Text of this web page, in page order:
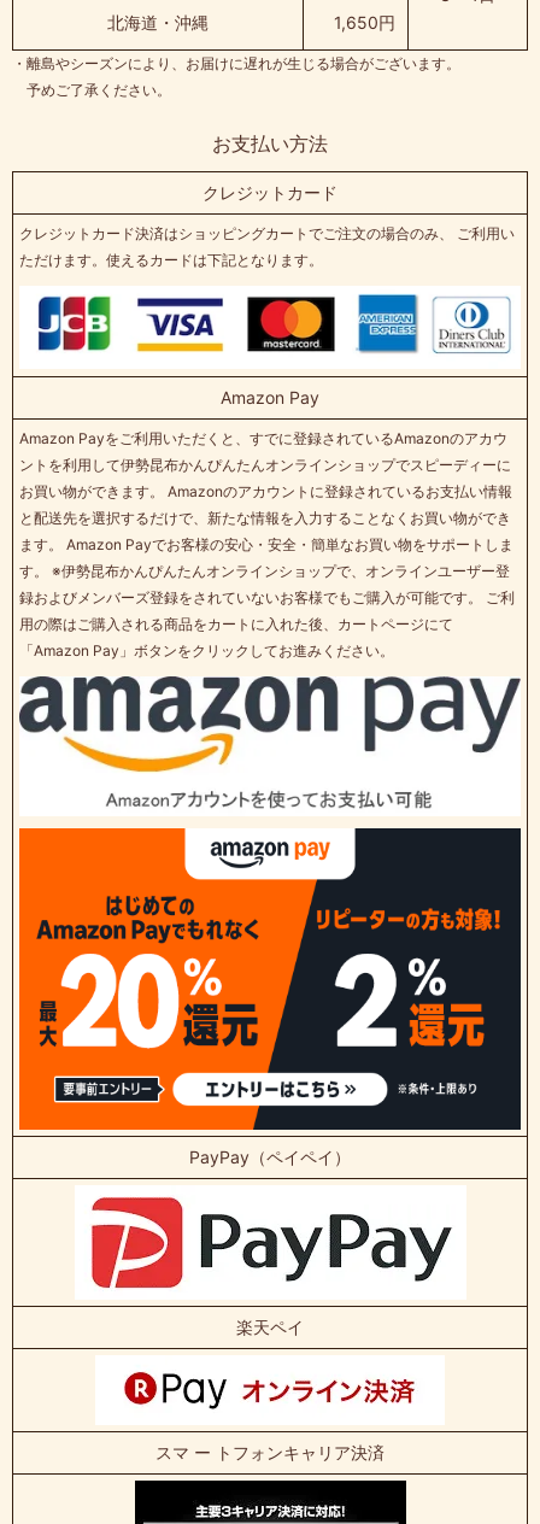
北海道・沖縄
1,650円
・離島やシーズンにより、お届けに遅れが生じる場合がございます。
予めご了承ください。
お支払い方法
クレジットカード
クレジットカード決済はショッピングカートでご注文の場合のみ、 ご利用い
ただけます。使えるカードは下記となります。
Amazon Pay
Amazon Payをご利用いただくと、すでに登録されているAmazonのアカウ
ントを利用して伊勢昆布かんぴんたんオンラインショップでスピーディーに
お買い物ができます。 Amazonのアカウントに登録されているお支払い情報
と配送先を選択するだけで、新たな情報を入力することなくお買い物ができ
ます。 Amazon Payでお客様の安心・安全・簡単なお買い物をサポートしま
す。 ※伊勢昆布かんぴんたんオンラインショップで、オンラインユーザー登
録およびメンバーズ登録をされていないお客様でもご購入が可能です。 ご利
用の際はご購入される商品をカートに入れた後、カートページにて
「Amazon Pay」ボタンをクリックしてお進みください。
PayPay（ペイペイ）
楽天ペイ
スマ ー トフォンキャリア決済